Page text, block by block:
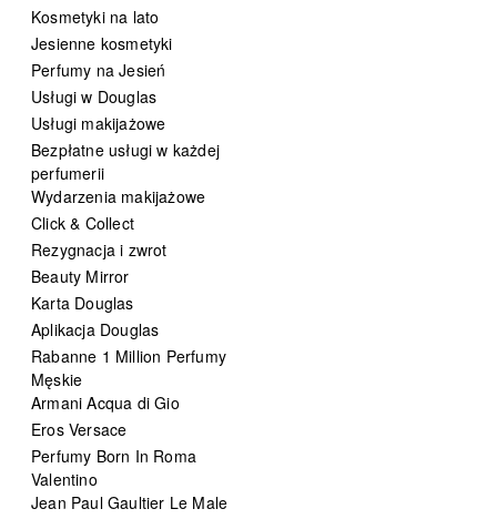
Kosmetyki na lato
Jesienne kosmetyki
Perfumy na Jesień
Usługi w Douglas
Usługi makijażowe
Bezpłatne usługi w każdej
perfumerii
Wydarzenia makijażowe
Click & Collect
Rezygnacja i zwrot
Beauty Mirror
Karta Douglas
Aplikacja Douglas
Rabanne 1 Million Perfumy
Męskie
Armani Acqua di Gio
Eros Versace
Perfumy Born In Roma
Valentino
Jean Paul Gaultier Le Male